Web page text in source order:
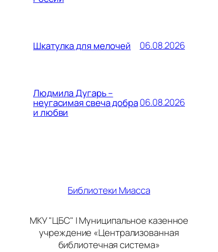
Шкатулка для мелочей 06.08.2026
Людмила Дугарь –
неугасимая свеча добра
и любви
06.08.2026
Библиотеки Миасса
МКУ "ЦБС" | Муниципальное казенное
учреждение «Централизованная
библиотечная система»